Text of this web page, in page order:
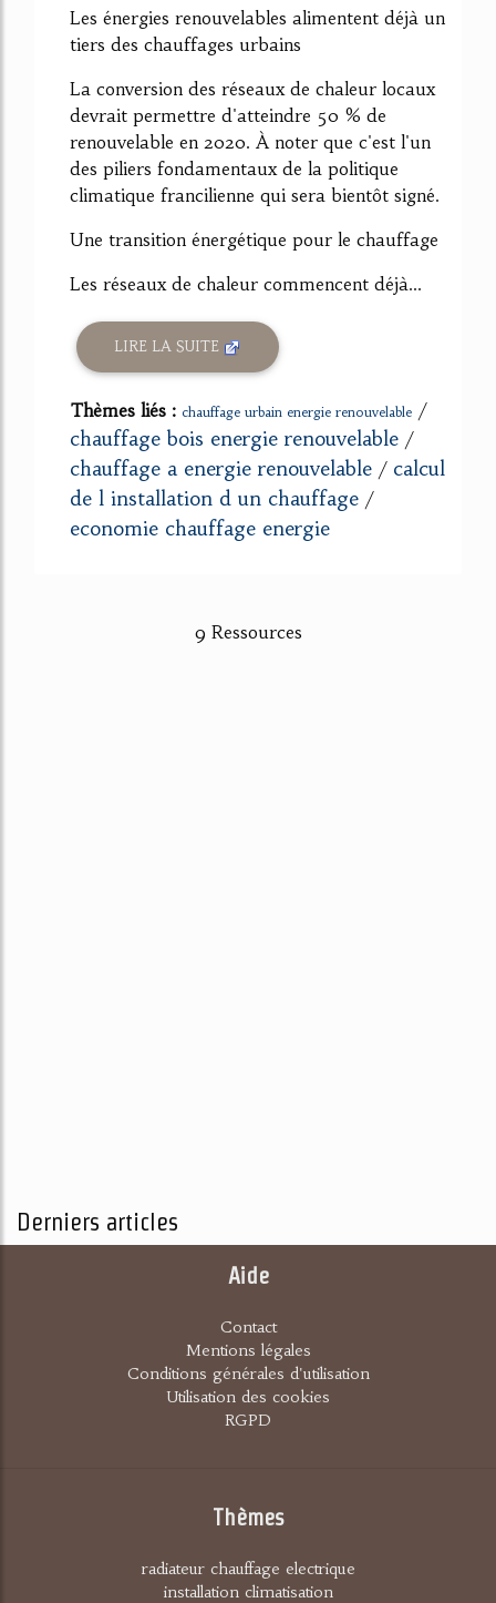
Les énergies renouvelables alimentent déjà un
tiers des chauffages urbains
La conversion des réseaux de chaleur locaux
devrait permettre d'atteindre 50 % de
renouvelable en 2020. À noter que c'est l'un
des piliers fondamentaux de la politique
climatique francilienne qui sera bientôt signé.
Une transition énergétique pour le chauffage
Les réseaux de chaleur commencent déjà...
LIRE LA SUITE
Thèmes liés : chauffage urbain energie renouvelable /
chauffage bois energie renouvelable /
chauffage a energie renouvelable / calcul
de l installation d un chauffage /
economie chauffage energie
9 Ressources
Derniers articles
Aide
Contact
Mentions légales
Conditions générales d'utilisation
Utilisation des cookies
RGPD
Thèmes
radiateur chauffage electrique
installation climatisation